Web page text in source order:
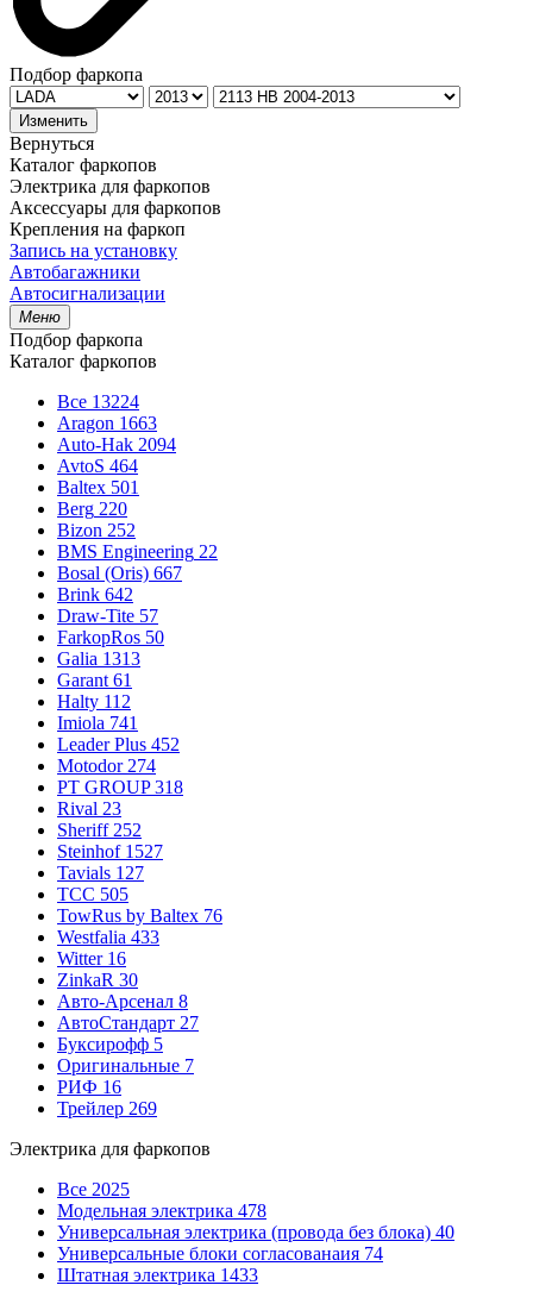
Подбор фаркопа
Изменить
Вернуться
Каталог фаркопов
Электрика для фаркопов
Аксессуары для фаркопов
Крепления на фаркоп
Запись на установку
Автобагажники
Автосигнализации
Меню
Подбор фаркопа
Каталог фаркопов
Все 13224
Aragon 1663
Auto-Hak 2094
AvtoS 464
Baltex 501
Berg 220
Bizon 252
BMS Engineering 22
Bosal (Oris) 667
Brink 642
Draw-Tite 57
FarkopRos 50
Galia 1313
Garant 61
Halty 112
Imiola 741
Leader Plus 452
Motodor 274
PT GROUP 318
Rival 23
Sheriff 252
Steinhof 1527
Tavials 127
TCC 505
TowRus by Baltex 76
Westfalia 433
Witter 16
ZinkaR 30
Авто-Арсенал 8
АвтоСтандарт 27
Буксирофф 5
Оригинальные 7
РИФ 16
Трейлер 269
Электрика для фаркопов
Все 2025
Модельная электрика 478
Универсальная электрика (провода без блока) 40
Универсальные блоки согласованаия 74
Штатная электрика 1433